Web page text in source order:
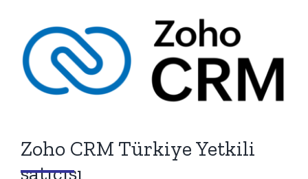
Zoho CRM Türkiye Yetkili
satıcısı